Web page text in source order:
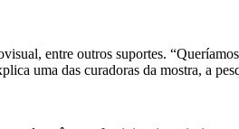
entre outros suportes.
uma das curadoras da mostra, a